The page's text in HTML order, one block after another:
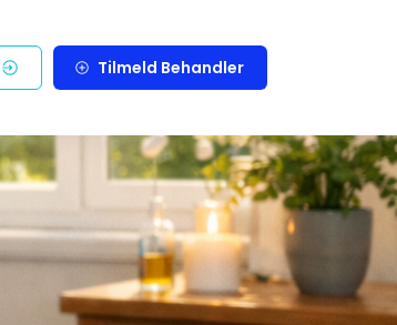
Tilmeld Behandler